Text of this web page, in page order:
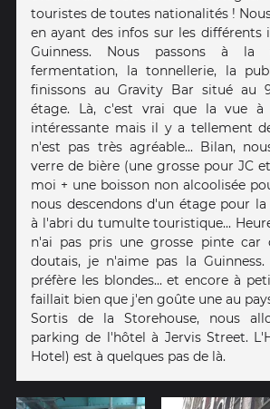
touristes de toutes nationalités !
en ayant des infos sur les différents
Guinness. Nous passons à la
fermentation, la tonnellerie, la
finissons au Gravity Bar situé au
étage. Là, c'est vrai que la vue à
intéressante mais il y a tellement
n'est pas très agréable... Bilan,
verre de bière (une grosse pour JC
moi + une boisson non alcoolisée
nous descendons d'un étage pour
à l'abri du tumulte touristique...
n'ai pas pris une grosse pinte car
doutais, je n'aime pas la Guinness.
préfère les blondes... et encore à
faillait bien que j'en goûte une au
Sortis de la Storehouse, nous
parking de l'hôtel à Jervis Street.
Hotel) est à quelques pas de là.